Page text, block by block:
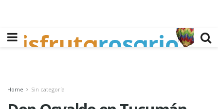
Home Sin categoría